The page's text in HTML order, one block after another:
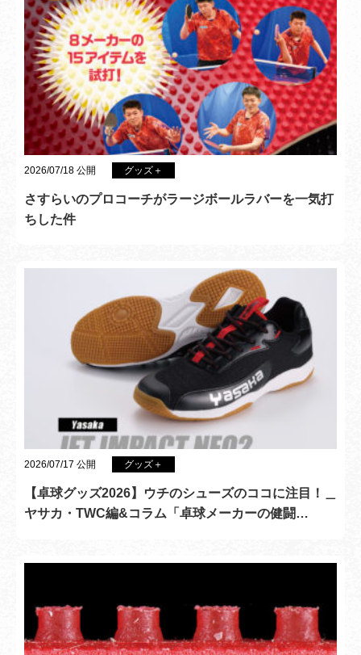
2026/07/18 公開 グッズ＋
さすらいのプロコーチがラージボールラバーを一気打
ちした件
2026/07/17 公開 グッズ＋
【卓球グッズ2026】ウチのシューズのココに注目！＿
ヤサカ・TWC編&コラム「卓球メーカーの健闘…